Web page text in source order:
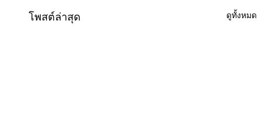
โพสต์ล่าสุด ดูทั้งหมด